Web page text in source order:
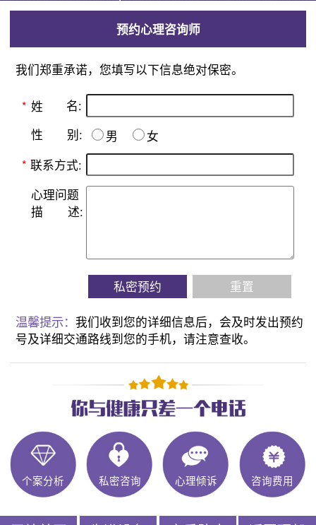
预约心理咨询师
我们郑重承诺，您填写以下信息绝对保密。
* 姓 名:
性 别: 男
女
* 联系方式:
心理问题
描
述:
私密预约 重置
温馨提示：我们收到您的详细信息后，会及时发出预约
号及详细交通路线到您的手机，请注意查收。
个案分析 私密咨询 心理倾诉 咨询费用